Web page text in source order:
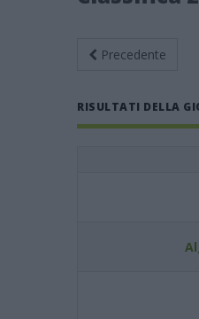
Precedente
RISULTATI DELLA